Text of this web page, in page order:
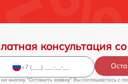
консультация
кнопку "Оставить заявку" Вы соглашаетесь c